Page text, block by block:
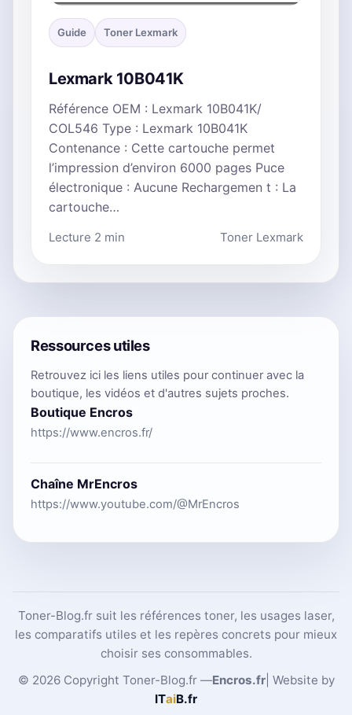
Guide Toner Lexmark
Lexmark 10B041K
Référence OEM : Lexmark 10B041K/
COL546 Type : Lexmark 10B041K
Contenance : Cette cartouche permet
l’impression d’environ 6000 pages Puce
électronique : Aucune Rechargemen t : La
cartouche…
Lecture 2 min Toner Lexmark
Ressources utiles
Retrouvez ici les liens utiles pour continuer avec la
boutique, les vidéos et d'autres sujets proches.
Boutique Encros
https://www.encros.fr/
Chaîne MrEncros
https://www.youtube.com/@MrEncros
Toner-Blog.fr suit les références toner, les usages laser,
les comparatifs utiles et les repères concrets pour mieux
choisir ses consommables.
© 2026 Copyright Toner-Blog.fr —Encros.fr| Website by
ITaiB.fr